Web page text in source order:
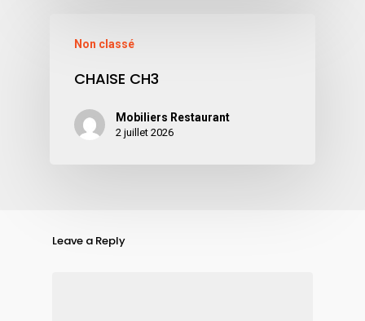
Non classé
CHAISE CH3
Mobiliers Restaurant
2 juillet 2026
Leave a Reply